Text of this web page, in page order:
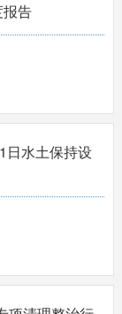
告
日水土保持设